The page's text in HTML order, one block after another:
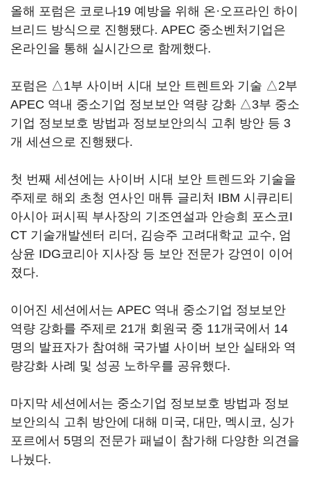
올해 포럼은 코로나19 예방을 위해 온·오프라인 하이
브리드 방식으로 진행됐다. APEC 중소벤처기업은
온라인을 통해 실시간으로 함께했다.
포럼은 △1부 사이버 시대 보안 트렌트와 기술 △2부
APEC 역내 중소기업 정보보안 역량 강화 △3부 중소
기업 정보보호 방법과 정보보안의식 고취 방안 등 3
개 세션으로 진행됐다.
첫 번째 세션에는 사이버 시대 보안 트렌드와 기술을
주제로 해외 초청 연사인 매튜 글리처 IBM 시큐리티
아시아 퍼시픽 부사장의 기조연설과 안승희 포스코I
CT 기술개발센터 리더, 김승주 고려대학교 교수, 엄
상윤 IDG코리아 지사장 등 보안 전문가 강연이 이어
졌다.
이어진 세션에서는 APEC 역내 중소기업 정보보안
역량 강화를 주제로 21개 회원국 중 11개국에서 14
명의 발표자가 참여해 국가별 사이버 보안 실태와 역
량강화 사례 및 성공 노하우를 공유했다.
마지막 세션에서는 중소기업 정보보호 방법과 정보
보안의식 고취 방안에 대해 미국, 대만, 멕시코, 싱가
포르에서 5명의 전문가 패널이 참가해 다양한 의견을
나눴다.